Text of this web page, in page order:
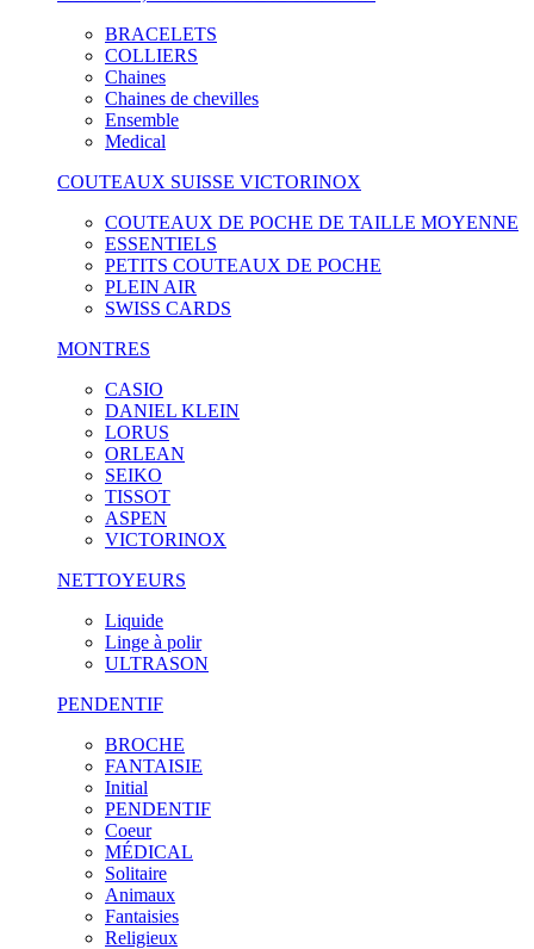
BRACELETS
COLLIERS
Chaines
Chaines de chevilles
Ensemble
Medical
COUTEAUX SUISSE VICTORINOX
COUTEAUX DE POCHE DE TAILLE MOYENNE
ESSENTIELS
PETITS COUTEAUX DE POCHE
PLEIN AIR
SWISS CARDS
MONTRES
CASIO
DANIEL KLEIN
LORUS
ORLEAN
SEIKO
TISSOT
ASPEN
VICTORINOX
NETTOYEURS
Liquide
Linge à polir
ULTRASON
PENDENTIF
BROCHE
FANTAISIE
Initial
PENDENTIF
Coeur
MÉDICAL
Solitaire
Animaux
Fantaisies
Religieux